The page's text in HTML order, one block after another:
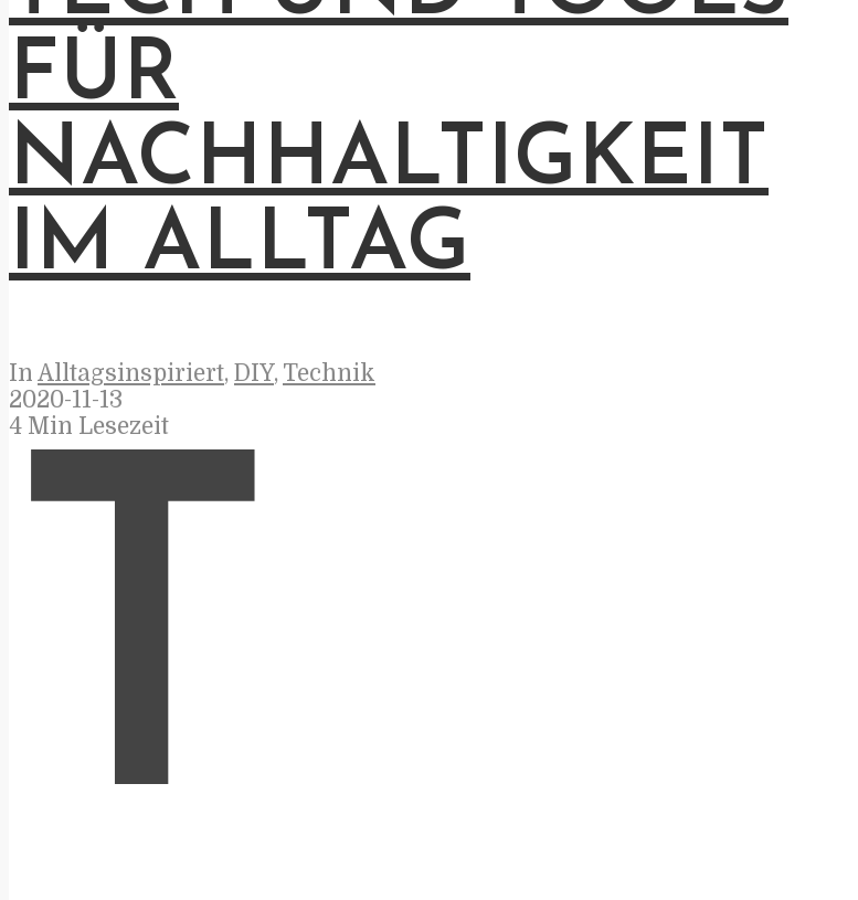
FÜR
NACHHALTIGKEIT
IM ALLTAG
In Alltagsinspiriert, DIY, Technik
2020-11-13
4 Min Lesezeit
T